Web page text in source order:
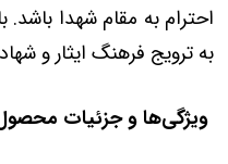
احترام به مقام شهدا باشد.
به ترویج فرهنگ ایثار و
ویژگی‌ها و جزئیات